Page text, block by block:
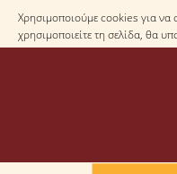
Χρησιμοποιούμε cookies για να
χρησιμοποιείτε τη σελίδα, θα